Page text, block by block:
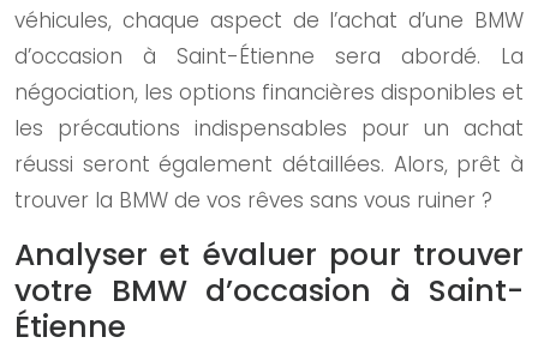
véhicules, chaque aspect de l’achat d’une BMW
d’occasion à Saint-Étienne sera abordé. La
négociation, les options financières disponibles et
les précautions indispensables pour un achat
réussi seront également détaillées. Alors, prêt à
trouver la BMW de vos rêves sans vous ruiner ?
Analyser et évaluer pour trouver
votre BMW d’occasion à Saint-
Étienne